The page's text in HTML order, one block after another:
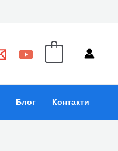
Блог Контакти